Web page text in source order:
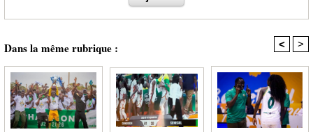
Dans la même rubrique : < >